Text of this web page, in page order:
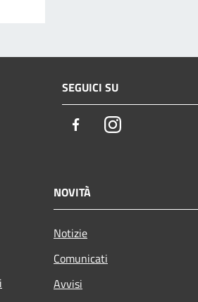
SEGUICI SU
FacebookInstagram
NOVITÀ
Notizie
Comunicati
Avvisi